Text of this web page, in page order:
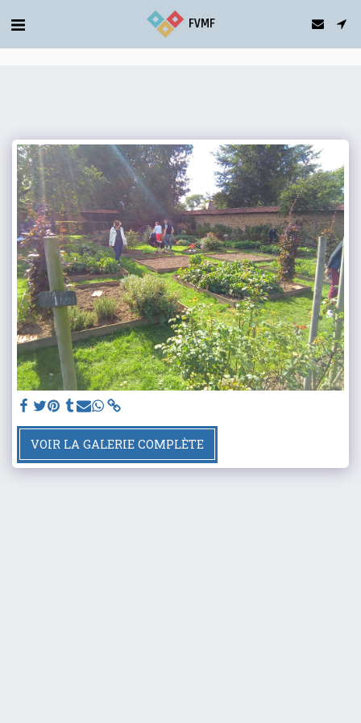
gtag('config', 'G-5T2FDQN1C0');
FVMF
VOIR LA GALERIE COMPLÈTE